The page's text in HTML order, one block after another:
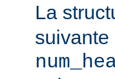
La
suivante